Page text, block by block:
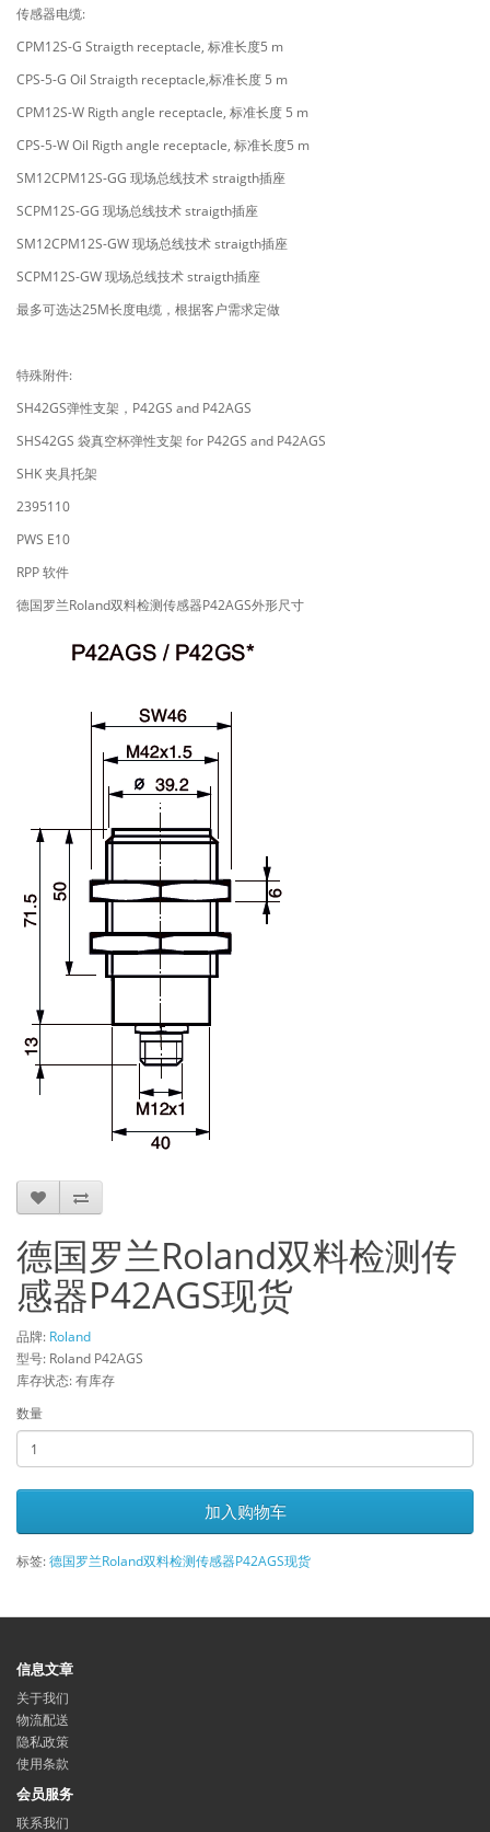
传感器电缆:
CPM12S-G Straigth receptacle, 标准长度5 m
CPS-5-G Oil Straigth receptacle,标准长度 5 m
CPM12S-W Rigth angle receptacle, 标准长度 5 m
CPS-5-W Oil Rigth angle receptacle, 标准长度5 m
SM12CPM12S-GG 现场总线技术 straigth插座
SCPM12S-GG 现场总线技术 straigth插座
SM12CPM12S-GW 现场总线技术 straigth插座
SCPM12S-GW 现场总线技术 straigth插座
最多可选达25M长度电缆，根据客户需求定做
特殊附件:
SH42GS弹性支架，P42GS and P42AGS
SHS42GS 袋真空杯弹性支架 for P42GS and P42AGS
SHK 夹具托架
2395110
PWS E10
RPP 软件
德国罗兰Roland双料检测传感器P42AGS外形尺寸
德国罗兰Roland双料检测传
感器P42AGS现货
品牌: Roland
型号: Roland P42AGS
库存状态: 有库存
数量
加入购物车
标签:德国罗兰Roland双料检测传感器P42AGS现货
信息文章
关于我们
物流配送
隐私政策
使用条款
会员服务
联系我们